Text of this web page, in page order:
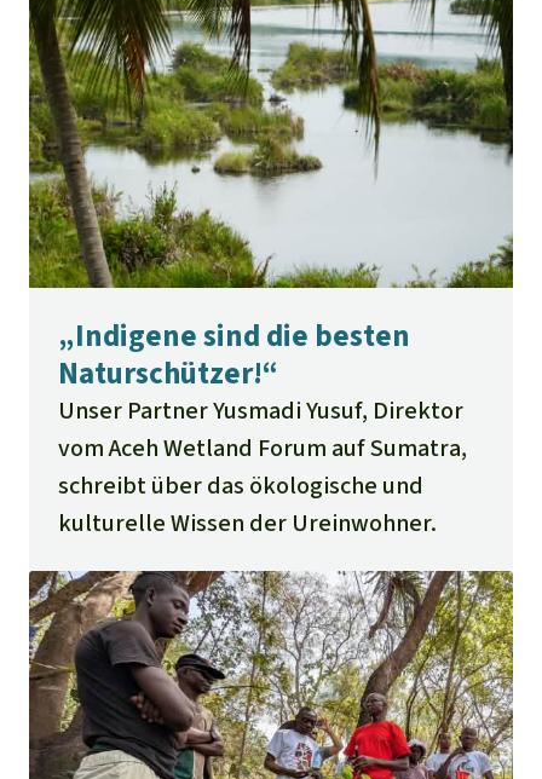
„Indigene sind die besten
Naturschützer!“
Unser Partner Yusmadi Yusuf, Direktor
vom Aceh Wetland Forum auf Sumatra,
schreibt über das ökologische und
kulturelle Wissen der Ureinwohner.